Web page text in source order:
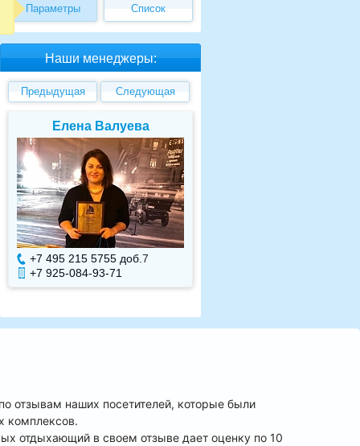
Параметры Список
Наши менеджеры:
Предыдущая Следующая
Елена Валуева
+7 495 215 5755 доб. 7
+7 925-084-93-71
отзывам наших посетителей, которые были
комплексов.
отдыхающий в своем отзыве дает оценку по 10